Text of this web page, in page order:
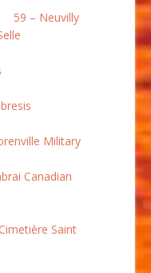
59 – Neuvilly
Military
Canadian
Saint